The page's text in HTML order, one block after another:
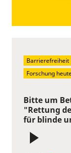
Bitte um
"Rettung
für blinde
Barrierefreiheit
Forschung